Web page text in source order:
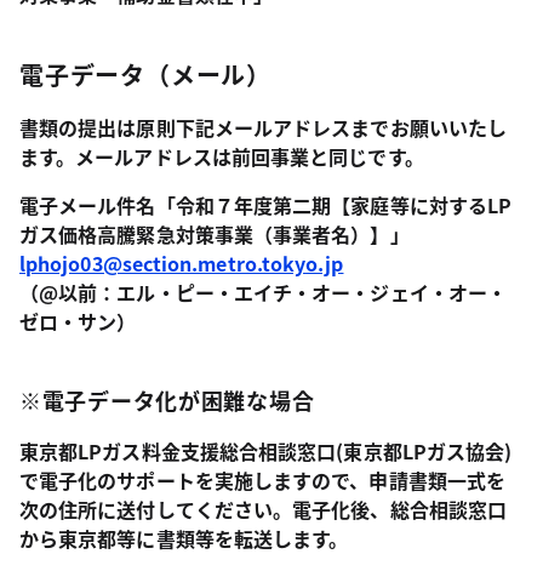
電子データ（メール）
書類の提出は原則下記メールアドレスまでお願いいたし
ます。メールアドレスは前回事業と同じです。
電子メール件名 「令和７年度第二期【家庭等に対するLP
ガス価格高騰緊急対策事業（事業者名）】」
lphojo03@section.metro.tokyo.jp
（@以前：エル・ピー・エイチ・オー・ジェイ・オー・
ゼロ・サン）
※電子データ化が困難な場合
東京都LPガス料金支援総合相談窓口(東京都LPガス協会)
で電子化のサポートを実施しますので、申請書類一式を
次の住所に送付してください。電子化後、総合相談窓口
から東京都等に書類等を転送します。